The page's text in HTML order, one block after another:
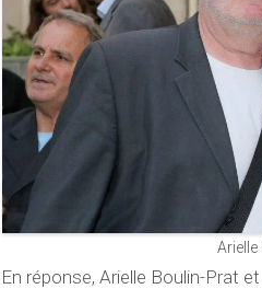
Arielle
En réponse, Arielle Boulin-Prat